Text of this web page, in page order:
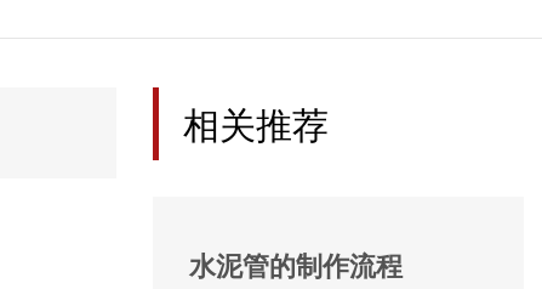
相关推荐
水泥管的制作流程